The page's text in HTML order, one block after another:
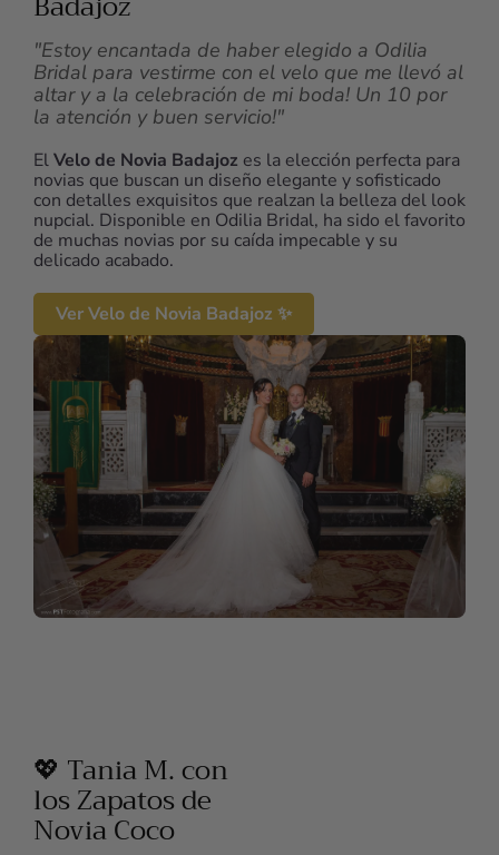
"Estoy encantada de haber elegido a Odilia
Bridal para vestirme con el velo que me llevó al
altar y a la celebración de mi boda! Un 10 por
la atención y buen servicio!"
ElVelo de Novia Badajoz es la elección perfecta para
novias que buscan un diseño elegante y sofisticado
con detalles exquisitos que realzan la belleza del look
nupcial. Disponible en Odilia Bridal, ha sido el favorito
de muchas novias por su caída impecable y su
delicado acabado.
Ver Velo de Novia Badajoz ✨
💖 Tania M. con
los Zapatos de
Novia Coco